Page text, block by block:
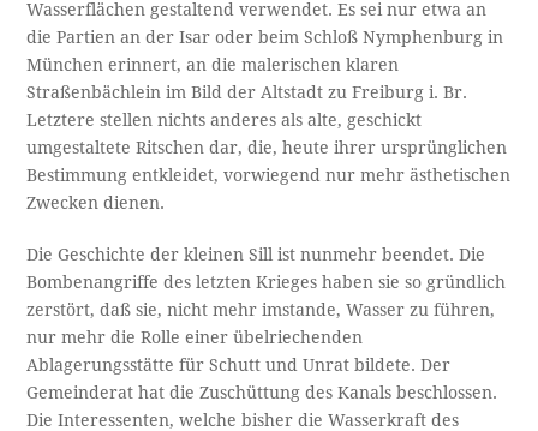
Wasserflächen gestaltend verwendet. Es sei nur etwa an
die Partien an der Isar oder beim Schloß Nymphenburg in
München erinnert, an die malerischen klaren
Straßenbächlein im Bild der Altstadt zu Freiburg i. Br.
Letztere stellen nichts anderes als alte, geschickt
umgestaltete Ritschen dar, die, heute ihrer ursprünglichen
Bestimmung entkleidet, vorwiegend nur mehr ästhetischen
Zwecken dienen.
Die Geschichte der kleinen Sill ist nunmehr beendet. Die
Bombenangriffe des letzten Krieges haben sie so gründlich
zerstört, daß sie, nicht mehr imstande, Wasser zu führen,
nur mehr die Rolle einer übelriechenden
Ablagerungsstätte für Schutt und Unrat bildete. Der
Gemeinderat hat die Zuschüttung des Kanals beschlossen.
Die Interessenten, welche bisher die Wasserkraft des